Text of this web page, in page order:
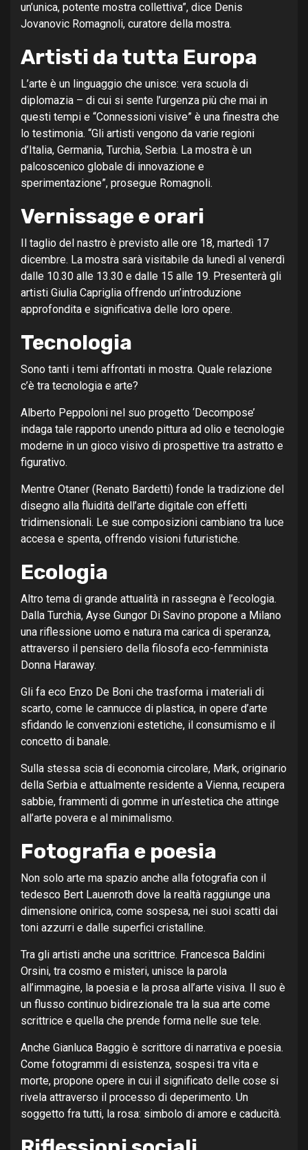
un’unica, potente mostra collettiva”, dice Denis
Jovanovic Romagnoli, curatore della mostra.
Artisti da tutta Europa
L’arte è un linguaggio che unisce: vera scuola di
diplomazia – di cui si sente l’urgenza più che mai in
questi tempi e “Connessioni visive” è una finestra che
lo testimonia. “Gli artisti vengono da varie regioni
d’Italia, Germania, Turchia, Serbia. La mostra è un
palcoscenico globale di innovazione e
sperimentazione”, prosegue Romagnoli.
Vernissage e orari
Il taglio del nastro è previsto alle ore 18, martedì 17
dicembre. La mostra sarà visitabile da lunedì al venerdì
dalle 10.30 alle 13.30 e dalle 15 alle 19. Presenterà gli
artisti Giulia Capriglia offrendo un’introduzione
approfondita e significativa delle loro opere.
Tecnologia
Sono tanti i temi affrontati in mostra. Quale relazione
c’è tra tecnologia e arte?
Alberto Peppoloni nel suo progetto ‘Decompose’
indaga tale rapporto unendo pittura ad olio e tecnologie
moderne in un gioco visivo di prospettive tra astratto e
figurativo.
Mentre Otaner (Renato Bardetti) fonde la tradizione del
disegno alla fluidità dell’arte digitale con effetti
tridimensionali. Le sue composizioni cambiano tra luce
accesa e spenta, offrendo visioni futuristiche.
Ecologia
Altro tema di grande attualità in rassegna è l’ecologia.
Dalla Turchia, Ayse Gungor Di Savino propone a Milano
una riflessione uomo e natura ma carica di speranza,
attraverso il pensiero della filosofa eco-femminista
Donna Haraway.
Gli fa eco Enzo De Boni che trasforma i materiali di
scarto, come le cannucce di plastica, in opere d’arte
sfidando le convenzioni estetiche, il consumismo e il
concetto di banale.
Sulla stessa scia di economia circolare, Mark, originario
della Serbia e attualmente residente a Vienna, recupera
sabbie, frammenti di gomme in un’estetica che attinge
all’arte povera e al minimalismo.
Fotografia e poesia
Non solo arte ma spazio anche alla fotografia con il
tedesco Bert Lauenroth dove la realtà raggiunge una
dimensione onirica, come sospesa, nei suoi scatti dai
toni azzurri e dalle superfici cristalline.
Tra gli artisti anche una scrittrice. Francesca Baldini
Orsini, tra cosmo e misteri, unisce la parola
all’immagine, la poesia e la prosa all’arte visiva. Il suo è
un flusso continuo bidirezionale tra la sua arte come
scrittrice e quella che prende forma nelle sue tele.
Anche Gianluca Baggio è scrittore di narrativa e poesia.
Come fotogrammi di esistenza, sospesi tra vita e
morte, propone opere in cui il significato delle cose si
rivela attraverso il processo di deperimento. Un
soggetto fra tutti, la rosa: simbolo di amore e caducità.